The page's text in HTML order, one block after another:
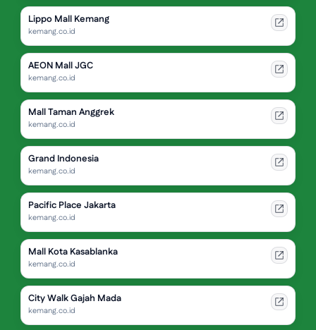
Lippo Mall Kemang
kemang.co.id
AEON Mall JGC
kemang.co.id
Mall Taman Anggrek
kemang.co.id
Grand Indonesia
kemang.co.id
Pacific Place Jakarta
kemang.co.id
Mall Kota Kasablanka
kemang.co.id
City Walk Gajah Mada
kemang.co.id